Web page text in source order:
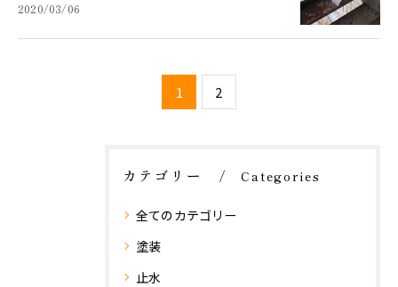
2020/03/06
1 2
カテゴリー Categories
全てのカテゴリー
塗装
止水